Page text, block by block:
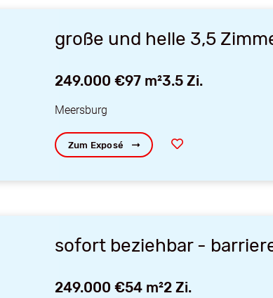
große und helle 3,5
249.000 €97 m²3.5 Zi.
Meersburg
Zum Exposé
sofort beziehbar -
249.000 €54 m²2 Zi.